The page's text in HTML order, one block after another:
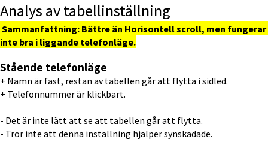
Analys av tabellinställning
Sammanfattning: Bättre än Horisontell scroll, men fungerar
inte bra i liggande telefonläge.
Stående telefonläge
+ Namn är fast, restan av tabellen går att flytta i sidled.
+ Telefonnummer är klickbart.
- Det är inte lätt att se att tabellen går att flytta.
- Tror inte att denna inställning hjälper synskadade.